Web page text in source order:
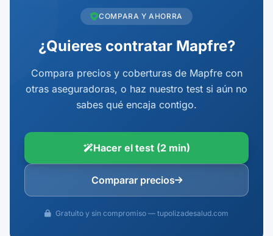
COMPARA Y AHORRA
¿Quieres contratar Mapfre?
Compara precios y coberturas de Mapfre con
otras aseguradoras, o haz nuestro test si aún no
sabes qué encaja contigo.
Hacer el test (2 min)
Comparar precios
Gratuito y sin compromiso — tupolizadesalud.com